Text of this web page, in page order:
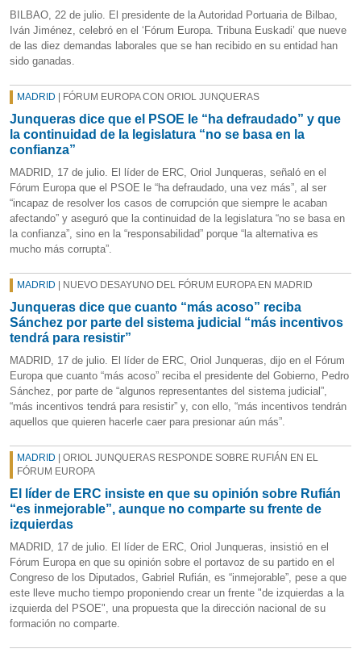
BILBAO, 22 de julio. El presidente de la Autoridad Portuaria de Bilbao,
Iván Jiménez, celebró en el ‘Fórum Europa. Tribuna Euskadi’ que nueve
de las diez demandas laborales que se han recibido en su entidad han
sido ganadas.
MADRID | FÓRUM EUROPA CON ORIOL JUNQUERAS
Junqueras dice que el PSOE le “ha defraudado” y que
la continuidad de la legislatura “no se basa en la
confianza”
MADRID, 17 de julio. El líder de ERC, Oriol Junqueras, señaló en el
Fórum Europa que el PSOE le “ha defraudado, una vez más”, al ser
“incapaz de resolver los casos de corrupción que siempre le acaban
afectando” y aseguró que la continuidad de la legislatura “no se basa en
la confianza”, sino en la “responsabilidad” porque “la alternativa es
mucho más corrupta”.
MADRID | NUEVO DESAYUNO DEL FÓRUM EUROPA EN MADRID
Junqueras dice que cuanto “más acoso” reciba
Sánchez por parte del sistema judicial “más incentivos
tendrá para resistir”
MADRID, 17 de julio. El líder de ERC, Oriol Junqueras, dijo en el Fórum
Europa que cuanto “más acoso” reciba el presidente del Gobierno, Pedro
Sánchez, por parte de “algunos representantes del sistema judicial”,
“más incentivos tendrá para resistir” y, con ello, “más incentivos tendrán
aquellos que quieren hacerle caer para presionar aún más”.
MADRID | ORIOL JUNQUERAS RESPONDE SOBRE RUFIÁN EN EL
FÓRUM EUROPA
El líder de ERC insiste en que su opinión sobre Rufián
“es inmejorable”, aunque no comparte su frente de
izquierdas
MADRID, 17 de julio. El líder de ERC, Oriol Junqueras, insistió en el
Fórum Europa en que su opinión sobre el portavoz de su partido en el
Congreso de los Diputados, Gabriel Rufián, es “inmejorable”, pese a que
este lleve mucho tiempo proponiendo crear un frente "de izquierdas a la
izquierda del PSOE", una propuesta que la dirección nacional de su
formación no comparte.